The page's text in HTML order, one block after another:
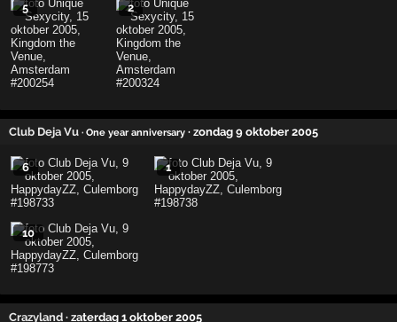
5 2
Club Deja Vu · One year anniversary · zondag 9 oktober 2005
6 1
10
Crazyland · zaterdag 1 oktober 2005